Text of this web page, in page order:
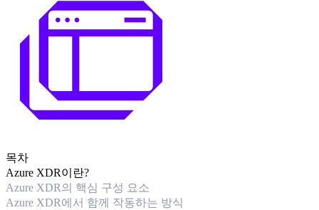
목차
Azure XDR이란?
Azure XDR의 핵심 구성 요소
Azure XDR에서 함께 작동하는 방식